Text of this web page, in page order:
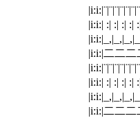
|i:i:| :| :| :| :| :| :| :|
|i:i:|二二二二二二
|i:i:| :| :| :| :| :| :| :| :|
|i:i:|二二二二